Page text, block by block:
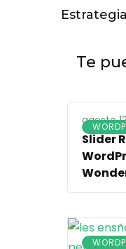
Te
agosto
Slider